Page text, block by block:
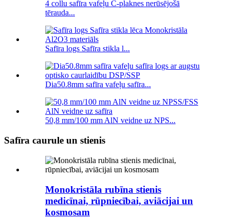
4 collu safīra vafeļu C-plaknes nerūsējošā
tērauda...
Safīra logs Safīra stikla l...
Dia50.8mm safīra vafeļu safīra...
50,8 mm/100 mm AlN veidne uz NPS...
Safīra caurule un stienis
Monokristāla rubīna stienis
medicīnai, rūpniecībai, aviācijai un
kosmosam